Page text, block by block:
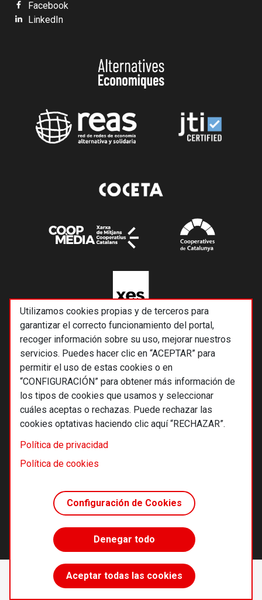
Utilizamos cookies propias y de terceros para
garantizar el correcto funcionamiento del portal,
recoger información sobre su uso, mejorar nuestros
servicios. Puedes hacer clic en “ACEPTAR” para
permitir el uso de estas cookies o en
“CONFIGURACIÓN” para obtener más información de
los tipos de cookies que usamos y seleccionar
cuáles aceptas o rechazas. Puede rechazar las
cookies optativas haciendo clic aquí “RECHAZAR”.
Política de privacidad
Política de cookies
Configuración de Cookies
Denegar todo
Aceptar todas las cookies
Accede sin límites
desde 55 €/año
Suscríbete
Facebook
LinkedIn
© 2026 Alternativas económicas SCCL
Footer
Términos y condiciones de uso
Política de cookies
Principios editoriales